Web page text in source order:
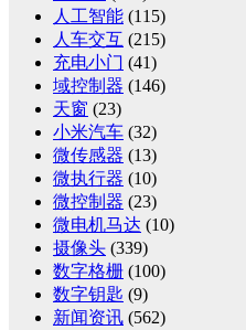
人工智能 (115)
人车交互 (215)
充电小门 (41)
域控制器 (146)
天窗 (23)
小米汽车 (32)
微传感器 (13)
微执行器 (10)
微控制器 (23)
微电机马达 (10)
摄像头 (339)
数字格栅 (100)
数字钥匙 (9)
新闻资讯 (562)